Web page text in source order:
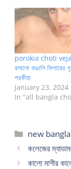
porokia choti
রসালো বাঙালি ফিগারের
পরকীয়া
January 23, 2024
In "all bangla
Categories
new
কলেজের
কালো মাগীর